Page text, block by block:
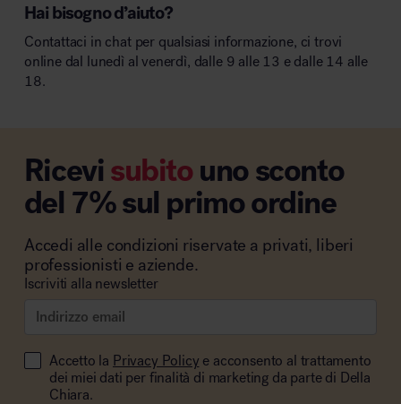
Hai bisogno d’aiuto?
Contattaci in chat per qualsiasi informazione, ci trovi
online dal lunedì al venerdì, dalle 9 alle 13 e dalle 14 alle
18.
Ricevisubitouno sconto
del 7% sul primo ordine
Accedi alle condizioni riservate a privati, liberi
professionisti e aziende.
Iscriviti alla newsletter
Accetto la Privacy Policy e acconsento al trattamento
dei miei dati per finalità di marketing da parte di Della
Chiara.